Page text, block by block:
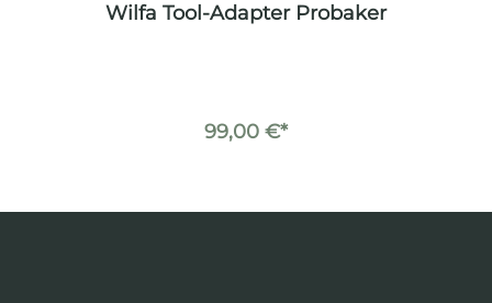
Wilfa Tool-Adapter Probaker
99,00 €*